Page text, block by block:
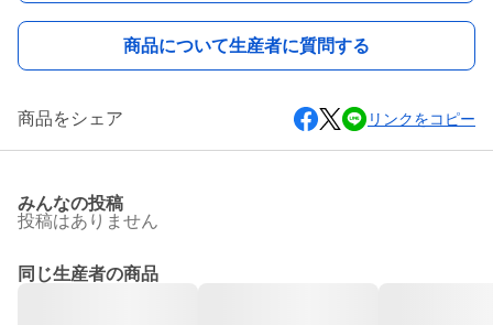
商品について生産者に質問する
商品をシェア リンクをコピー
みんなの投稿
投稿はありません
同じ生産者の商品